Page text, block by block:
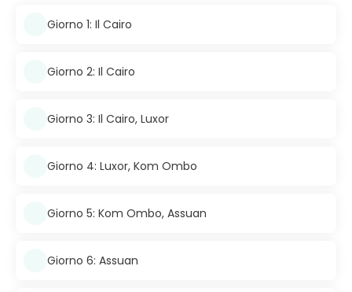
Giorno 1: Il Cairo
Giorno 2: Il Cairo
Giorno 3: Il Cairo, Luxor
Giorno 4: Luxor, Kom Ombo
Giorno 5: Kom Ombo, Assuan
Giorno 6: Assuan